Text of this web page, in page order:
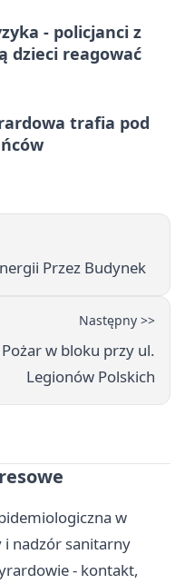
- policjanci z
dzieci reagować
trafia pod
Przez Budynek
Następny >>
w bloku przy ul.
Legionów Polskich
w
nadzór sanitarny
- kontakt,